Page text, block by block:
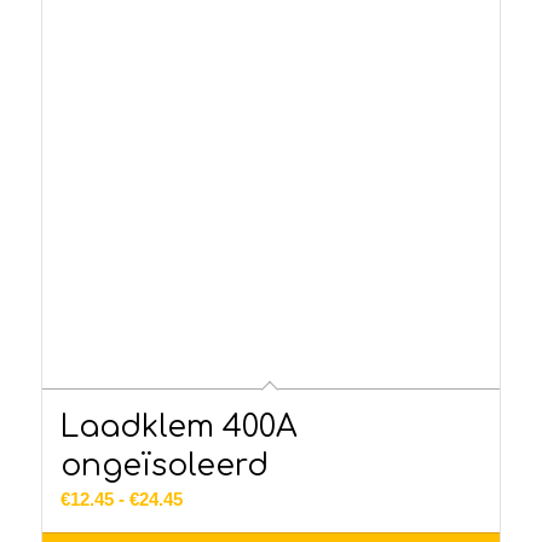
Laadklem 400A
ongeïsoleerd
€12.45 - €24.45Prijsklasse: